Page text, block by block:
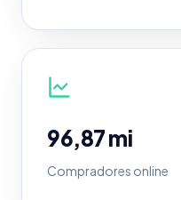
96,87 mi
Compradores online